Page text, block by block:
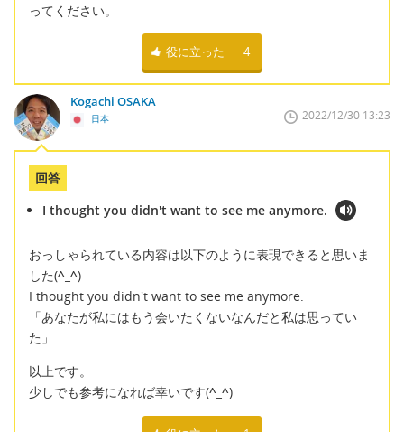
ってください。
役に立った 4
Kogachi OSAKA
日本 2022/12/30 13:23
回答
I thought you didn't want to see me anymore.
おっしゃられている内容は以下のように表現できると思いま
した(^_^)
I thought you didn't want to see me anymore.
「あなたが私にはもう会いたくないなんだと私は思ってい
た」
以上です。
少しでも参考になれば幸いです(^_^)